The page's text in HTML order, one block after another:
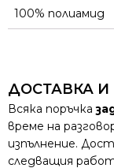
100% полиамид
ДОСТАВКА
Всяка поръчка
време на
изпълнение.
следващия